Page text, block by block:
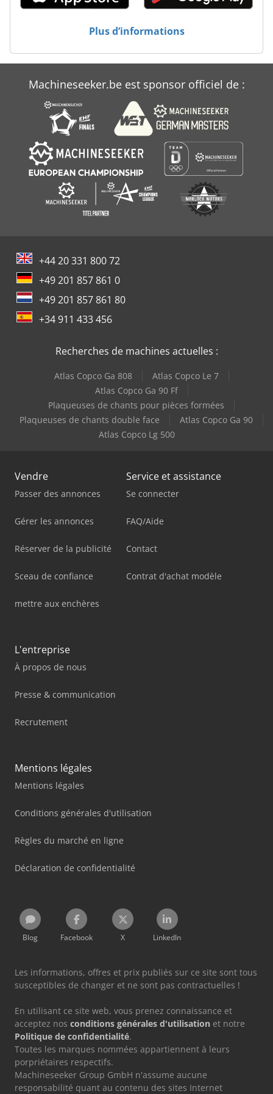
Thermostat De Circulation
Tour De Refroidissement
Véhicule Frigorifique
Plus d’informations
Machineseeker.be est sponsor officiel de :
+44 20 331 800 72
+49 201 857 861 0
+49 201 857 861 80
+34 911 433 456
Recherches de machines actuelles :
Atlas Copco Ga 808
Atlas Copco Le 7
Atlas Copco Ga 90 Ff
Plaqueuses de chants pour pièces formées
Plaqueuses de chants double face
Atlas Copco Ga 90
Atlas Copco Lg 500
Vendre
Passer des annonces
Gérer les annonces
Réserver de la publicité
Sceau de confiance
mettre aux enchères
Service et assistance
Se connecter
FAQ/Aide
Contact
Contrat d'achat modèle
L'entreprise
À propos de nous
Presse & communication
Recrutement
Mentions légales
Mentions légales
Conditions générales d'utilisation
Règles du marché en ligne
Déclaration de confidentialité
Blog Facebook X LinkedIn
Les informations, offres et prix publiés sur ce site sont tous
susceptibles de changer et ne sont pas contractuelles !
En utilisant ce site web, vous prenez connaissance et
acceptez nos conditions générales d'utilisation et notre
Politique de confidentialité.
Toutes les marques nommées appartiennent à leurs
porpriétaires respectifs.
Machineseeker Group GmbH n'assume aucune
responsabilité quant au contenu des sites Internet